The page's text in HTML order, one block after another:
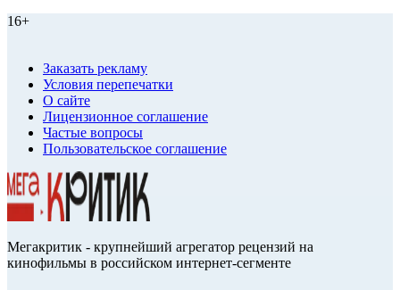
16+
Заказать рекламу
Условия перепечатки
О сайте
Лицензионное соглашение
Частые вопросы
Пользовательское соглашение
Мегакритик - крупнейший агрегатор рецензий на
кинофильмы в российском интернет-сегменте